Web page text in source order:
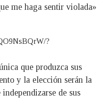
me haga sentir violada»
?
que produzca sus
y la elección serán la
de sus